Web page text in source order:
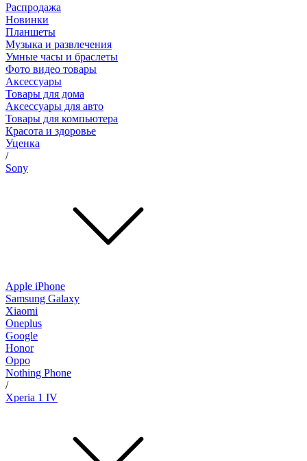
Распродажа
Новинки
Планшеты
Музыка и развлечения
Умные часы и браслеты
Фото видео товары
Аксессуары
Товары для дома
Аксессуары для авто
Товары для компьютера
Красота и здоровье
Уценка
/
Sony
Apple iPhone
Samsung Galaxy
Xiaomi
Oneplus
Google
Honor
Oppo
Nothing Phone
/
Xperia 1 IV